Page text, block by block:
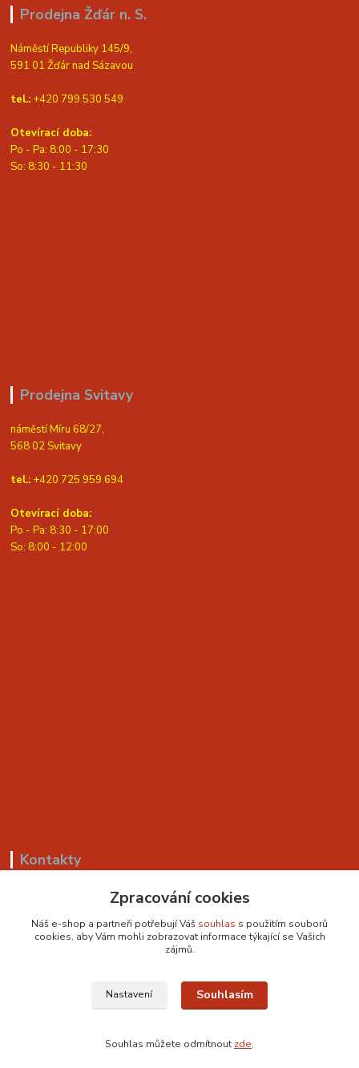
Prodejna Žďár n. S.
Náměstí Republiky 145/9,
591 01 Žďár nad Sázavou
tel.: +420 799 530 549
Otevírací doba:
Po - Pa: 8:00 - 17:30
So: 8:30 - 11:30
Prodejna Svitavy
náměstí Míru 68/27,
568 02 Svitavy
tel.: +420 725 959 694
Otevírací doba:
Po - Pa: 8:30 - 17:00
So: 8:00 - 12:00
Kontakty
+420 799 530 549
sedackyvysocina@seznam.cz
Zpracování cookies
Náš e-shop a partneři potřebují Váš souhlas s použitím souborů
cookies, aby Vám mohli zobrazovat informace týkající se Vašich
zájmů.
Nastavení Souhlasím
Souhlas můžete odmítnout zde.